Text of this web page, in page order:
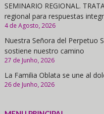
SEMINARIO REGIONAL.
regional para respuestas
4 de Agosto, 2026
Nuestra Señora del Perpetuo
sostiene nuestro camino
27 de Junho, 2026
La Familia Oblata se une al
26 de Junho, 2026